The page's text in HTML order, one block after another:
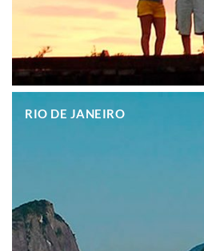
RIO DE JANEIRO